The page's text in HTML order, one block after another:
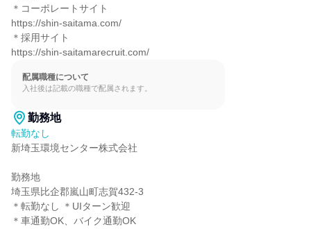
＊コーポレートサイト
https://shin-saitama.com/
＊採用サイト
https://shin-saitamarecruit.com/
配属職種について
入社後は記載の職種で配属されます。
勤務地
転勤なし
新埼玉環境センター株式会社
勤務地
埼玉県比企郡嵐山町志賀432-3
＊転勤なし ＊UIターン歓迎
＊車通勤OK、バイク通勤OK